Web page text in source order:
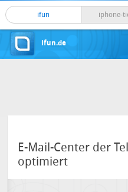
ifun iphone-
ifun.de
E-Mail-Center der
optimiert